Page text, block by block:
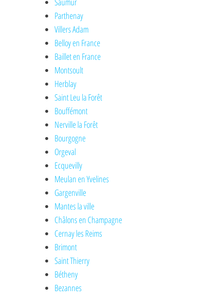
Parthenay
Villers Adam
Belloy en France
Baillet en France
Montsoult
Herblay
Saint Leu la Forêt
Bouffémont
Nerville la Forêt
Bourgogne
Orgeval
Ecquevilly
Meulan en Yvelines
Gargenville
Mantes la ville
Châlons en Champagne
Cernay les Reims
Brimont
Saint Thierry
Bétheny
Bezannes